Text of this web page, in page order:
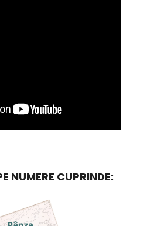
NUMERE CUPRINDE: